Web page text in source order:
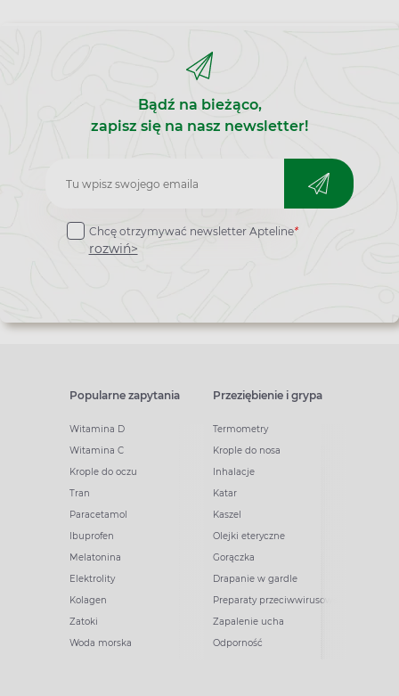
Bądź na bieżąco,
zapisz się na nasz newsletter!
Zapisz
do
newslettera
Chcę otrzymywać newsletter Apteline*
rozwiń>
Popularne zapytania
Witamina D
Witamina C
Krople do oczu
Tran
Paracetamol
Ibuprofen
Melatonina
Elektrolity
Kolagen
Zatoki
Woda morska
Przeziębienie i grypa
Termometry
Krople do nosa
Inhalacje
Katar
Kaszel
Olejki eteryczne
Gorączka
Drapanie w gardle
Preparaty przeciwwirusowe
Zapalenie ucha
Odporność